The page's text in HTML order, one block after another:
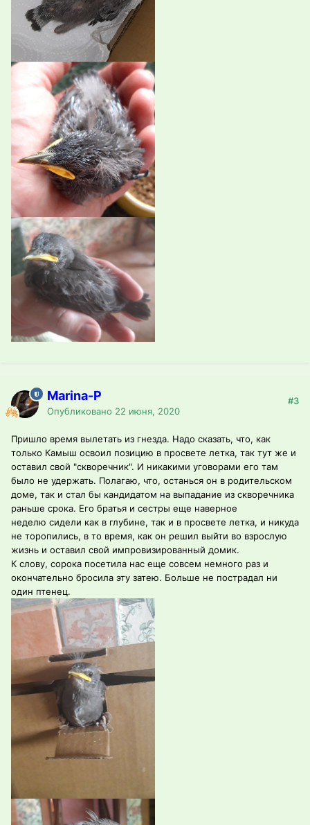
Marina-P
Опубликовано 22 июня, 2020
#3
Пришло время вылетать из гнезда. Надо сказать, что, как
только Камыш освоил позицию в просвете летка, так тут же и
оставил свой "скворечник". И никакими уговорами его там
было не удержать. Полагаю, что, останься он в родительском
доме, так и стал бы кандидатом на выпадание из скворечника
раньше срока. Его братья и сестры еще наверное
неделю сидели как в глубине, так и в просвете летка, и никуда
не торопились, в то время, как он решил выйти во взрослую
жизнь и оставил свой импровизированный домик.
К слову, сорока посетила нас еще совсем немного раз и
окончательно бросила эту затею. Больше не пострадал ни
один птенец.